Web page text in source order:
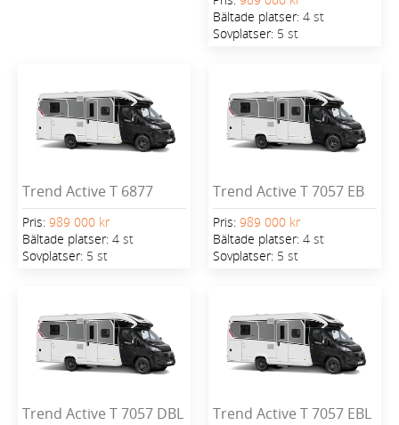
Bältade platser: 4 st
Sovplatser: 5 st
Trend Active T 6877
Pris: 989 000 kr
Bältade platser: 4 st
Sovplatser: 5 st
Trend Active T 7057 EB
Pris: 989 000 kr
Bältade platser: 4 st
Sovplatser: 5 st
Trend Active T 7057 DBL Trend Active T 7057 EBL